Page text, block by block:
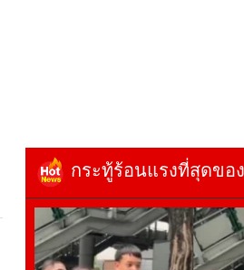
กระทู้ร้อนแรงที่สุดขอ